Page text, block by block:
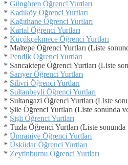
* Güngören Öğrenci Yurtları
* Kadıköy Öğrenci Yurtları
* Kağıthane Öğrenci Yurtları
* Kartal Öğrenci Yurtları
* Küçükçekmece Öğrenci Yurtları
* Maltepe Öğrenci Yurtları (Liste
* Pendik Öğrenci Yurtları
* Sancaktepe Öğrenci Yurtları (Liste
* Sarıyer Öğrenci Yurtları
* Silivri Öğrenci Yurtları
* Sultanbeyli Öğrenci Yurtları
* Sultangazi Öğrenci Yurtları (Liste
* Şile Öğrenci Yurtları (Liste sonunda
* Şişli Öğrenci Yurtları
* Tuzla Öğrenci Yurtları (Liste
* Ümraniye Öğrenci Yurtları
* Üsküdar Öğrenci Yurtları
* Zeytinburnu Öğrenci Yurtları